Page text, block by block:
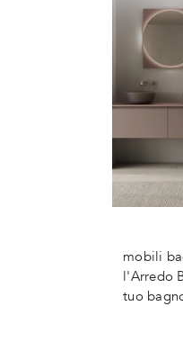
mobili
l'Arredo
tuo